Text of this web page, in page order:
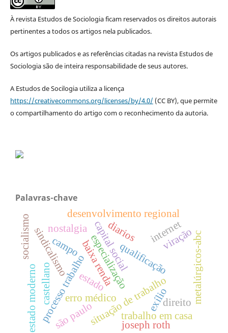
À revista Estudos de Sociologia ficam reservados os direitos autorais
pertinentes a todos os artigos nela publicados.
Os artigos publicados e as referências citadas na revista Estudos de
Sociologia são de inteira responsabilidade de seus autores.
A Estudos de Socilogia utiliza a licença
https://creativecommons.org/licenses/by/4.0/ (CC BY), que permite
o compartilhamento do artigo com o reconhecimento da autoria.
Palavras-chave
erro médico
processo trabalhosituação de trabalho
especializaçãoqualificação
trabalho em casa
viração
capital social
baixa renda
sindicalismo metalúrgicos-abc
desenvolvimento regional
campo
diarios internet
castellano
nostalgia
exílio
joseph roth
estado moderno direito
são paulo
socialismo
estado